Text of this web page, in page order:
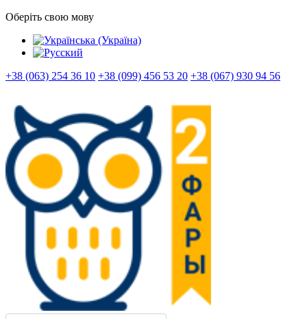
Оберіть свою мову
+38 (063) 254 36 10 +38 (099) 456 53 20 +38 (067) 930 94 56